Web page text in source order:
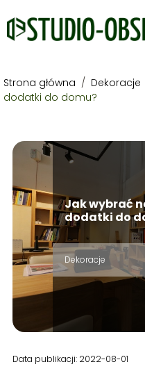
Strona główna / Dekoracje
dodatki do domu?
Jak wybrać
dodatki do
Dekoracje
Data publikacji: 2022-08-01